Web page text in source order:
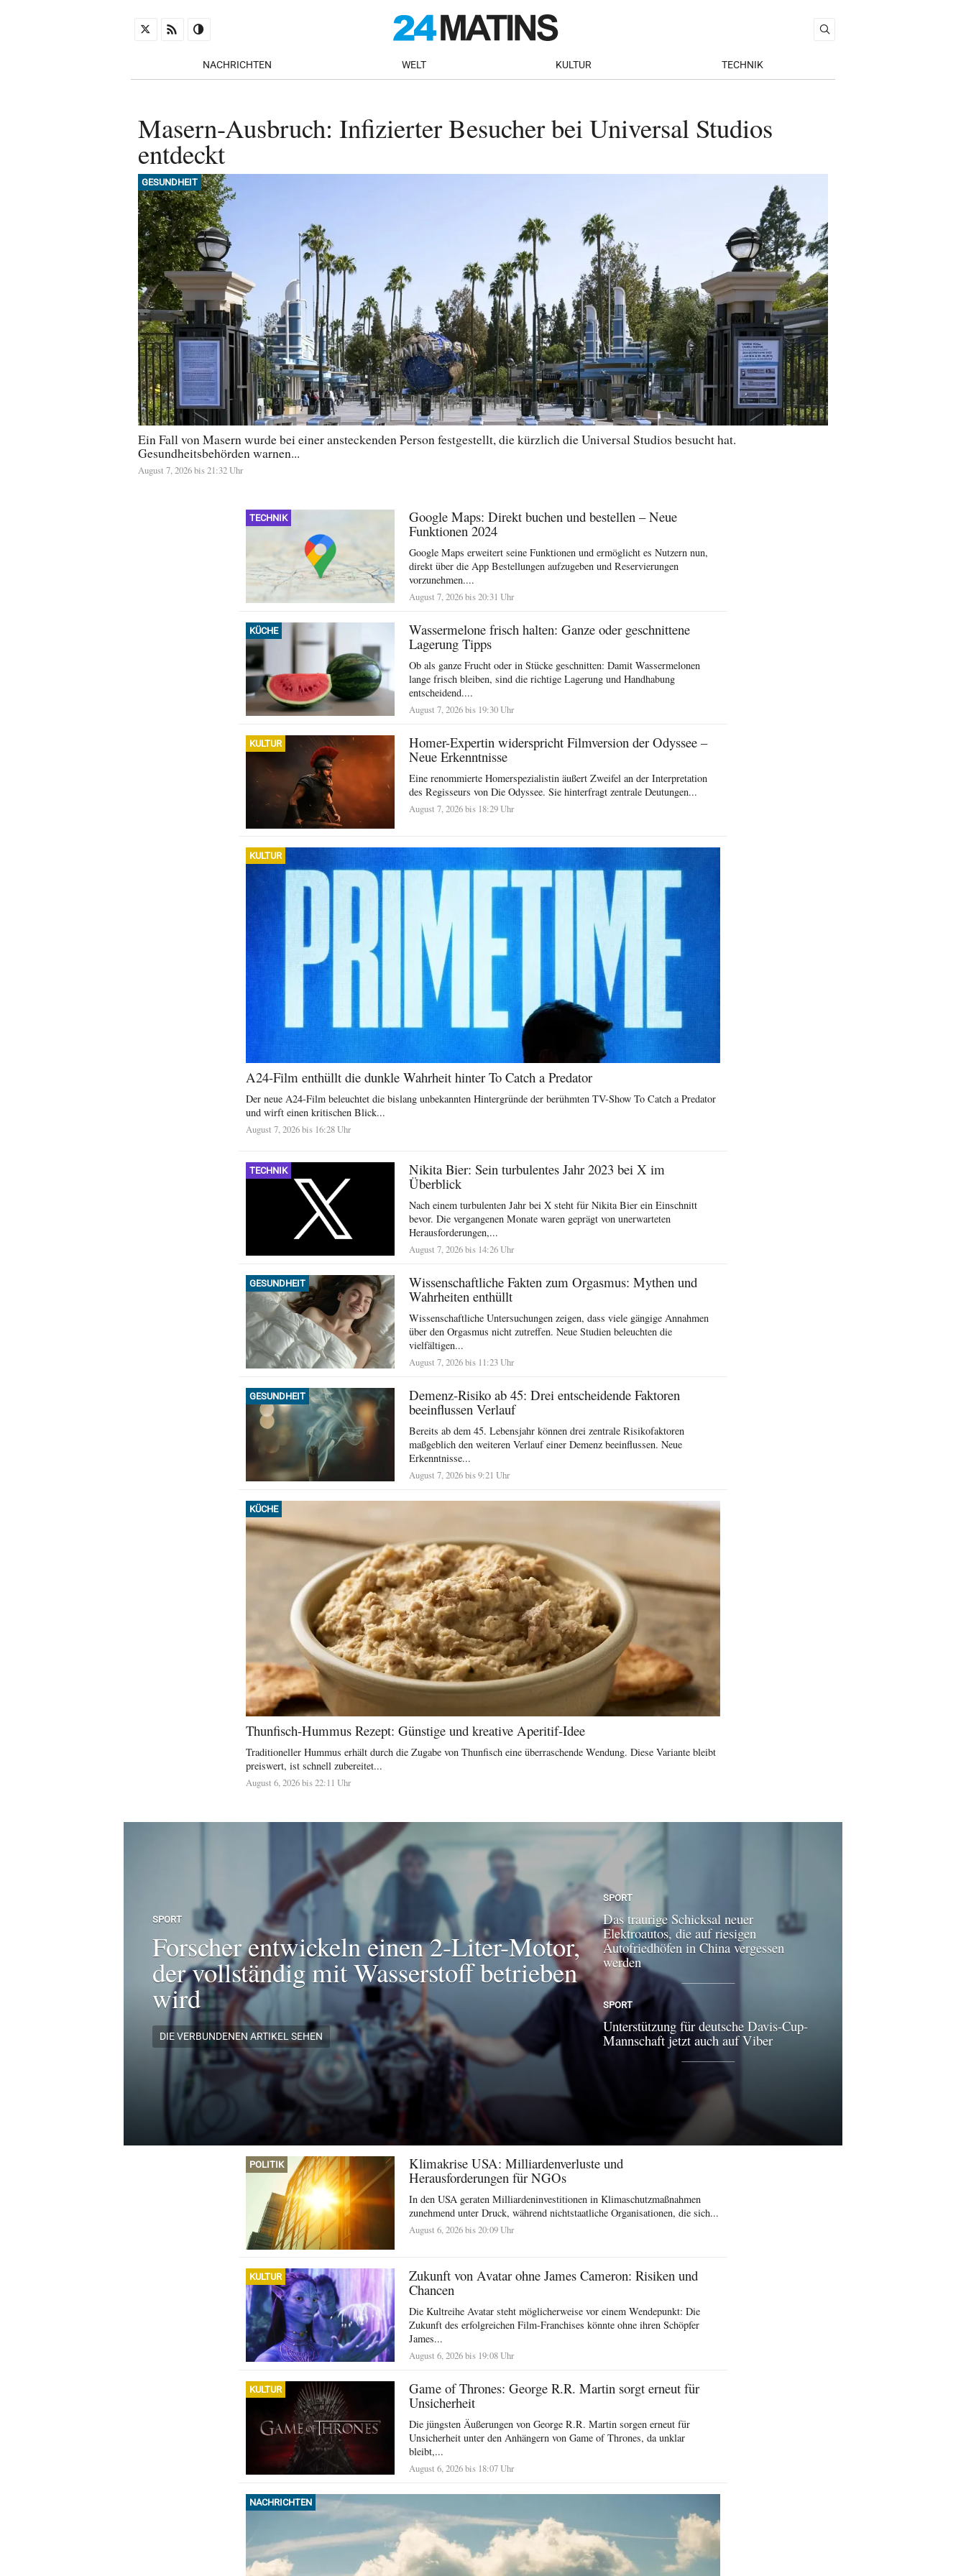
NACHRICHTEN WELT KULTUR TECHNIK
Masern-Ausbruch: Infizierter Besucher bei Universal Studios
entdeckt
GESUNDHEIT
Ein Fall von Masern wurde bei einer ansteckenden Person festgestellt, die kürzlich die Universal Studios besucht hat.
Gesundheitsbehörden warnen...
August 7, 2026 bis 21:32 Uhr
TECHNIK
Google Maps: Direkt buchen und bestellen – Neue
Funktionen 2024
Google Maps erweitert seine Funktionen und ermöglicht es Nutzern nun,
direkt über die App Bestellungen aufzugeben und Reservierungen
vorzunehmen....
August 7, 2026 bis 20:31 Uhr
KÜCHE
Wassermelone frisch halten: Ganze oder geschnittene
Lagerung Tipps
Ob als ganze Frucht oder in Stücke geschnitten: Damit Wassermelonen
lange frisch bleiben, sind die richtige Lagerung und Handhabung
entscheidend....
August 7, 2026 bis 19:30 Uhr
KULTUR
Homer-Expertin widerspricht Filmversion der Odyssee –
Neue Erkenntnisse
Eine renommierte Homerspezialistin äußert Zweifel an der Interpretation
des Regisseurs von Die Odyssee. Sie hinterfragt zentrale Deutungen...
August 7, 2026 bis 18:29 Uhr
KULTUR
A24-Film enthüllt die dunkle Wahrheit hinter To Catch a Predator
Der neue A24-Film beleuchtet die bislang unbekannten Hintergründe der berühmten TV-Show To Catch a Predator
und wirft einen kritischen Blick...
August 7, 2026 bis 16:28 Uhr
TECHNIK
Nikita Bier: Sein turbulentes Jahr 2023 bei X im
Überblick
Nach einem turbulenten Jahr bei X steht für Nikita Bier ein Einschnitt
bevor. Die vergangenen Monate waren geprägt von unerwarteten
Herausforderungen,...
August 7, 2026 bis 14:26 Uhr
GESUNDHEIT
Wissenschaftliche Fakten zum Orgasmus: Mythen und
Wahrheiten enthüllt
Wissenschaftliche Untersuchungen zeigen, dass viele gängige Annahmen
über den Orgasmus nicht zutreffen. Neue Studien beleuchten die
vielfältigen...
August 7, 2026 bis 11:23 Uhr
GESUNDHEIT
Demenz-Risiko ab 45: Drei entscheidende Faktoren
beeinflussen Verlauf
Bereits ab dem 45. Lebensjahr können drei zentrale Risikofaktoren
maßgeblich den weiteren Verlauf einer Demenz beeinflussen. Neue
Erkenntnisse...
August 7, 2026 bis 9:21 Uhr
KÜCHE
Thunfisch-Hummus Rezept: Günstige und kreative Aperitif-Idee
Traditioneller Hummus erhält durch die Zugabe von Thunfisch eine überraschende Wendung. Diese Variante bleibt
preiswert, ist schnell zubereitet...
August 6, 2026 bis 22:11 Uhr
SPORT
Forscher entwickeln einen 2-Liter-Motor,
der vollständig mit Wasserstoff betrieben
wird
DIE VERBUNDENEN ARTIKEL SEHEN
SPORT
Das traurige Schicksal neuer
Elektroautos, die auf riesigen
Autofriedhöfen in China vergessen
werden
SPORT
Unterstützung für deutsche Davis-Cup-
Mannschaft jetzt auch auf Viber
POLITIK
Klimakrise USA: Milliardenverluste und
Herausforderungen für NGOs
In den USA geraten Milliardeninvestitionen in Klimaschutzmaßnahmen
zunehmend unter Druck, während nichtstaatliche Organisationen, die sich...
August 6, 2026 bis 20:09 Uhr
KULTUR
Zukunft von Avatar ohne James Cameron: Risiken und
Chancen
Die Kultreihe Avatar steht möglicherweise vor einem Wendepunkt: Die
Zukunft des erfolgreichen Film-Franchises könnte ohne ihren Schöpfer
James...
August 6, 2026 bis 19:08 Uhr
KULTUR
Game of Thrones: George R.R. Martin sorgt erneut für
Unsicherheit
Die jüngsten Äußerungen von George R.R. Martin sorgen erneut für
Unsicherheit unter den Anhängern von Game of Thrones, da unklar
bleibt,...
August 6, 2026 bis 18:07 Uhr
NACHRICHTEN